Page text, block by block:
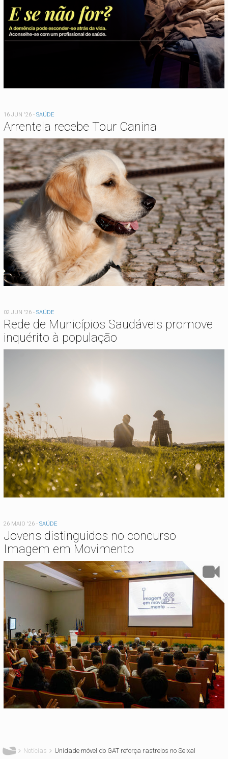
16 JUN '26 - SAÚDE
Arrentela recebe Tour Canina
02 JUN '26 - SAÚDE
Rede de Municípios Saudáveis promove
inquérito à população
26 MAIO '26 - SAÚDE
Jovens distinguidos no concurso
Imagem em Movimento
Notícias Unidade móvel do GAT reforça rastreios no Seixal